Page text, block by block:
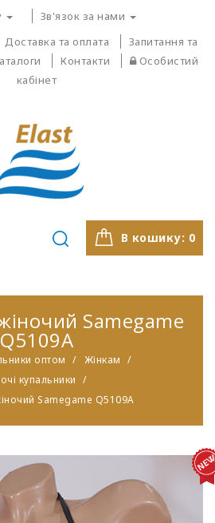
Зв'язок за нами
Доставка та оплата
Запитання та
Контакти
Особистий
кабінет
В кошику: 0
Samegame
Q5109A
оптом
Жінкам
купальники
Samegame Q5109A